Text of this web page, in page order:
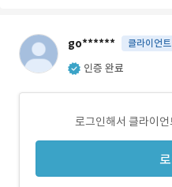
go****** 클라이언트
인증 완료
로그인해서 클라이